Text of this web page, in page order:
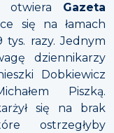
otwiera Gazeta
się na łamach
razy. Jednym
dziennikarzy
Dobkiewicz
Piszką.
się na brak
ostrzegłyby